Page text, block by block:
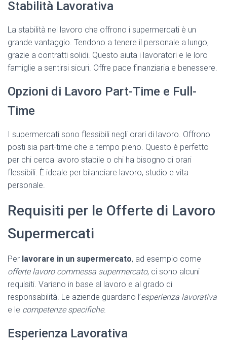
Stabilità Lavorativa
La stabilità nel lavoro che offrono i supermercati è un
grande vantaggio. Tendono a tenere il personale a lungo,
grazie a contratti solidi. Questo aiuta i lavoratori e le loro
famiglie a sentirsi sicuri. Offre pace finanziaria e benessere.
Opzioni di Lavoro Part-Time e Full-
Time
I supermercati sono flessibili negli orari di lavoro. Offrono
posti sia part-time che a tempo pieno. Questo è perfetto
per chi cerca lavoro stabile o chi ha bisogno di orari
flessibili. È ideale per bilanciare lavoro, studio e vita
personale.
Requisiti per le Offerte di Lavoro
Supermercati
Per lavorare in un supermercato, ad esempio come
offerte lavoro commessa supermercato, ci sono alcuni
requisiti. Variano in base al lavoro e al grado di
responsabilità. Le aziende guardano l’esperienza lavorativa
e le competenze specifiche.
Esperienza Lavorativa